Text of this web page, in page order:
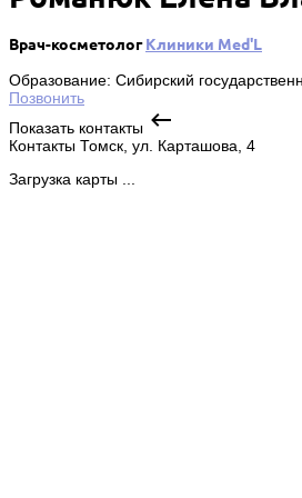
Врач-косметологКлиники Med'L
Образование: Сибирский
Позвонить
Показать контакты
Контакты Томск, ул. Карташова, 4
Загрузка карты ...